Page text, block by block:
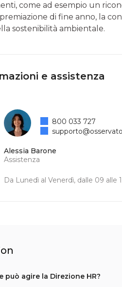
come ad esempio un
di fine anno, la
sostenibilità ambientale.
e assistenza
Alessia Barone
Assistenza
Da Lunedì al Venerdì, dalle 09 alle
800 033 727
può agire la Direzione HR?